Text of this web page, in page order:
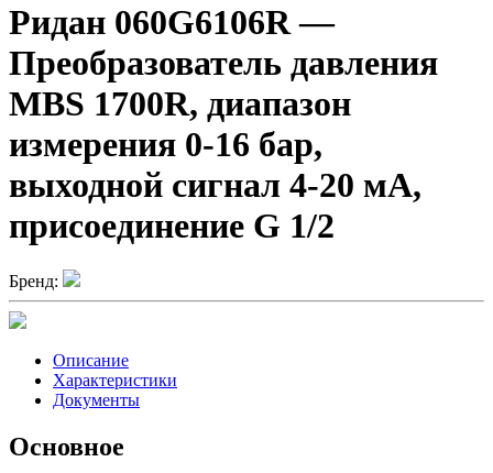
Ридан 060G6106R —
Преобразователь давления
MBS 1700R, диапазон
измерения 0-16 бар,
выходной сигнал 4-20 мА,
присоединение G 1/2
Бренд:
Описание
Характеристики
Документы
Основное